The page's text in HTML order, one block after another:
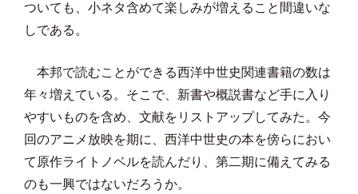
ついても、 小ネタ含めて楽しみが増えること間違いな
しである。
本邦で読むことができる西洋中世史関連書籍の数は
年々増えている 。そこで、新書や概説書など手に入り
やすいものを含め、 文献をリストアップしてみた。今
回のアニメ放映を期に、 西洋中世史の本を傍らにおい
て原作ライトノベルを読んだり、 第二期に備えてみる
のも一興ではないだろうか。